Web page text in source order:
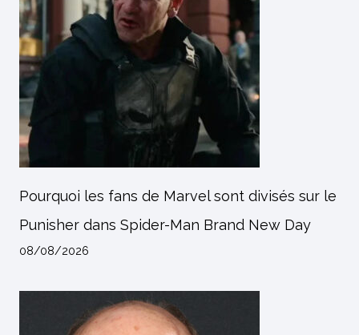
Pourquoi les fans de Marvel sont divisés sur le
Punisher dans Spider-Man Brand New Day
08/08/2026